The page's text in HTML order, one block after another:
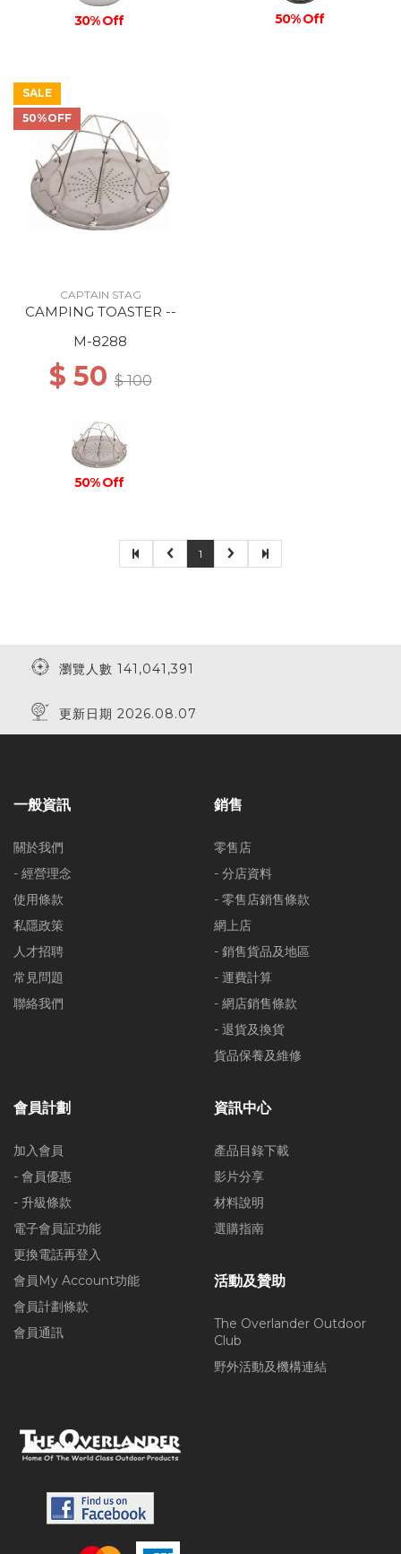
30% Off 50% Off
SALE
50%OFF
CAPTAIN STAG
CAMPING TOASTER --
M-8288
$ 50$ 100
50% Off
1
瀏覽人數 141,041,391
更新日期 2026.08.07
一般資訊
關於我們
- 經營理念
使用條款
私隱政策
人才招聘
常見問題
聯絡我們
銷售
零售店
- 分店資料
- 零售店銷售條款
網上店
- 銷售貨品及地區
- 運費計算
- 網店銷售條款
- 退貨及換貨
貨品保養及維修
會員計劃
加入會員
- 會員優惠
- 升級條款
電子會員証功能
更換電話再登入
會員My Account功能
會員計劃條款
會員通訊
資訊中心
產品目錄下載
影片分享
材料說明
選購指南
活動及贊助
The Overlander Outdoor
Club
野外活動及機構連結